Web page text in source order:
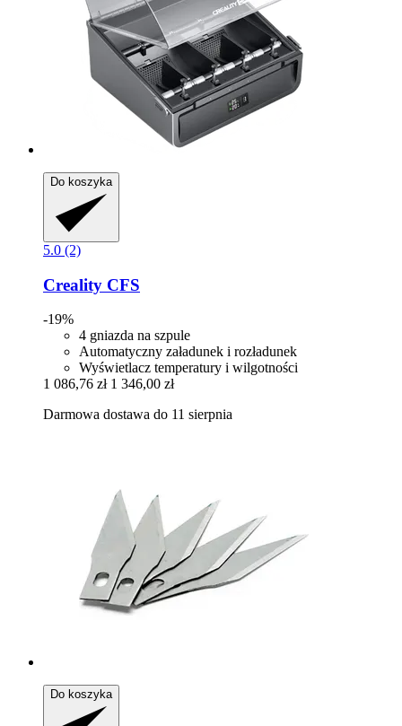
Do koszyka
5.0 (2)
Creality CFS
-19%
4 gniazda na szpule
Automatyczny załadunek i rozładunek
Wyświetlacz temperatury i wilgotności
1 086,76 zł 1 346,00 zł
Darmowa dostawa do 11 sierpnia
Do koszyka